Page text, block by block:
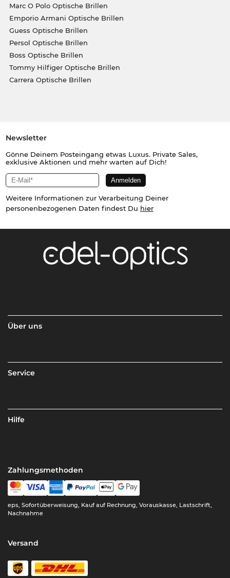
Marc O Polo Optische Brillen
Emporio Armani Optische Brillen
Guess Optische Brillen
Persol Optische Brillen
Boss Optische Brillen
Tommy Hilfiger Optische Brillen
Carrera Optische Brillen
Newsletter
Gönne Deinem Posteingang etwas Luxus. Private Sales,
exklusive Aktionen und mehr warten auf Dich!
Weitere Informationen zur Verarbeitung Deiner
personenbezogenen Daten findest Du hier
Über uns
Service
Hilfe
Zahlungsmethoden
eps, Sofortüberweisung, Kauf auf Rechnung, Vorauskasse, Lastschrift,
Nachnahme
Versand